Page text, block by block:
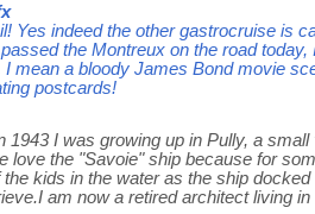
Yes indeed the other gastrocruise is
the Montreux on the road
mean a bloody James Bond movie
postcards!
1943 I was growing up in Pully, a
love the "Savoie" ship because for
kids in the water as the ship
am now a retired architect living